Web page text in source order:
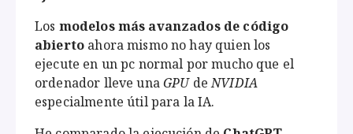
Los modelos más avanzados de código
abierto ahora mismo no hay quien los
ejecute en un pc normal por mucho que el
ordenador lleve unaGPU deNVIDIA
especialmente útil para la IA.